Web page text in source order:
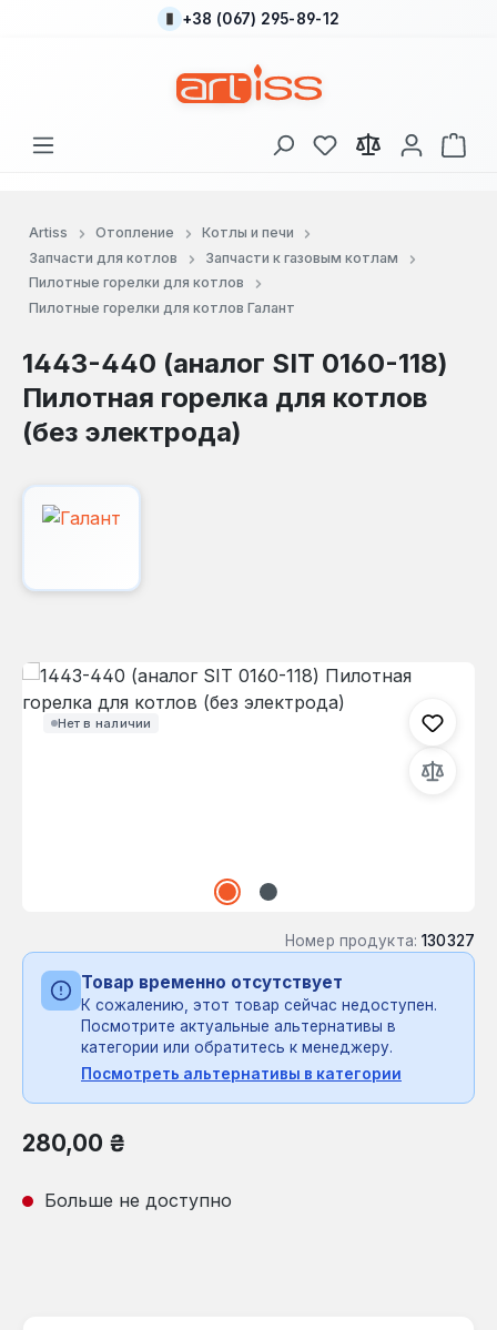
Перейти к основному содержанию
+38 (067) 295-89-12
У вас есть товары
В
Artiss Отопление
Котлы и печи
Запчасти для котлов
Запчасти к газовым котлам
Пилотные горелки для котлов
Пилотные горелки для котлов Галант
1443-440 (аналог SIT 0160-118)
Пилотная горелка для котлов
(без электрода)
Нет в наличии
Пропустить галерею изображений
Номер продукта: 130327
Товар временно отсутствует
К сожалению, этот товар сейчас недоступен.
Посмотрите актуальные альтернативы в
категории или обратитесь к менеджеру.
Посмотреть альтернативы в категории
Обычная цена:
280,00 ₴
Больше не доступно